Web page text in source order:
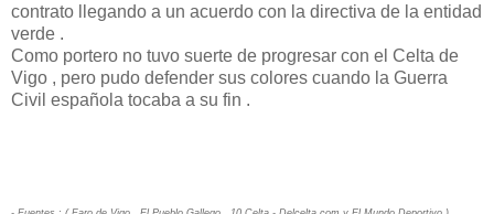
contrato llegando a un acuerdo con la directiva de la entidad
verde .
Como portero no tuvo suerte de progresar con el Celta de
Vigo , pero pudo defender sus colores cuando la Guerra
Civil española tocaba a su fin .